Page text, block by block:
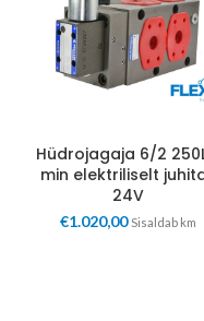
Hüdrojagaja 6/2
min elektriliselt
24V
€1.020,00 Sisaldab km